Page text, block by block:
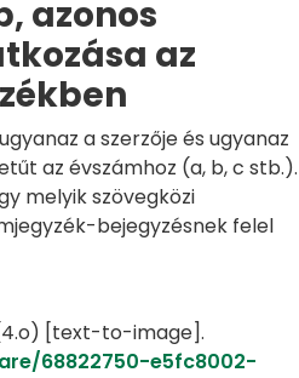
azonos
az
a szerzője és ugyanaz
az évszámhoz (a, b, c stb.).
melyik szövegközi
bejegyzésnek felel
(4.o) [text-to-image].
68822750-e5fc8002-